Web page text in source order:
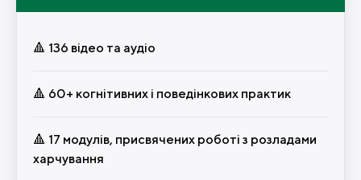
🔺 136 відео та аудіо
🔺 60+ когнітивних і поведінкових практик
🔺 17 модулів, присвячених роботі з розладами
харчування